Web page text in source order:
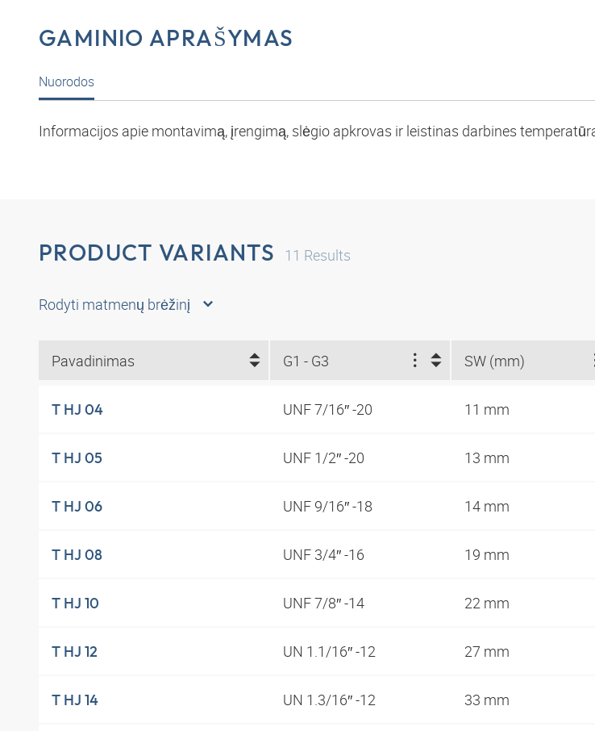
GAMINIO APRAŠYMAS
Nuorodos
Informacijos apie montavimą, įrengimą, slėgio apkrovas ir leistinas darbines
PRODUCT VARIANTS 11 Results
Rodyti matmenų brėžinį
Pavadinimas G1 - G3 SW (mm)
T HJ 04 UNF 7/16″ -20 11 mm
T HJ 05 UNF 1/2″ -20 13 mm
T HJ 06 UNF 9/16″ -18 14 mm
T HJ 08 UNF 3/4″ -16 19 mm
T HJ 10 UNF 7/8″ -14 22 mm
T HJ 12 UN 1.1/16″ -12 27 mm
T HJ 14 UN 1.3/16″ -12 33 mm